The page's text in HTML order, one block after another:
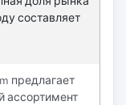
составляет
предлагает
ассортимент